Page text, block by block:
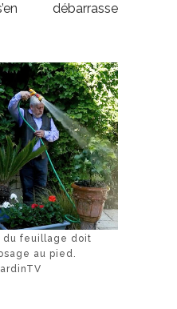
débarrasse
du feuillage doit
au pied.